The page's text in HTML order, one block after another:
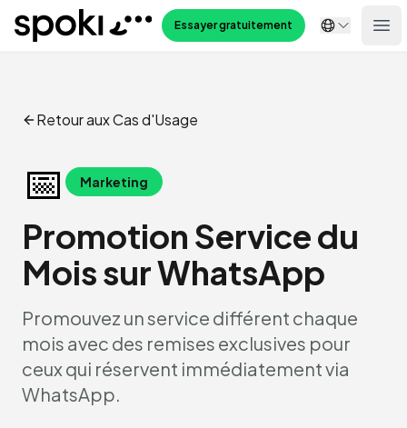
Spoki Essayer gratuitement
Retour aux Cas d'Usage
📅 Marketing
Promotion Service du
Mois sur WhatsApp
Promouvez un service différent chaque
mois avec des remises exclusives pour
ceux qui réservent immédiatement via
WhatsApp.